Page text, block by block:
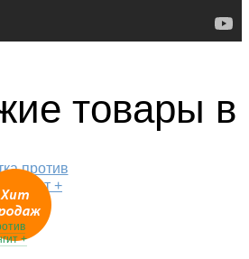
товары в
+